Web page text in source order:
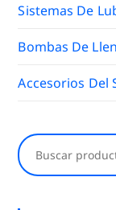
Sistemas De
Bombas De
Accesorios Del
Buscar